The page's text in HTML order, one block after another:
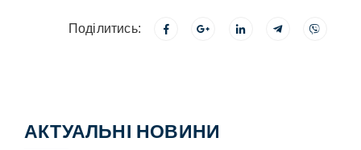
Поділитись:
АКТУАЛЬНІ НОВИНИ